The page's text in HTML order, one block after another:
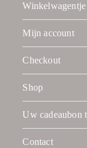
Winkelwagentje
Mijn account
Checkout
Shop
Uw cadeaubon
Contact